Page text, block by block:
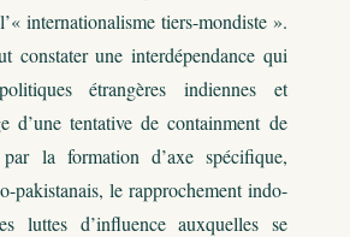
internationalisme tiers-mondiste ».
constater une interdépendance qui
étrangères indiennes et
d’une tentative de containment de
la formation d’axe spécifique,
pakistanais, le rapprochement indo-
luttes d’influence auxquelles se